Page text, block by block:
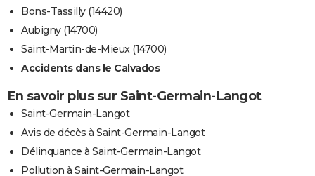
Bons-Tassilly (14420)
Aubigny (14700)
Saint-Martin-de-Mieux (14700)
Accidents dans le Calvados
En savoir plus sur Saint-Germain-Langot
Saint-Germain-Langot
Avis de décès à Saint-Germain-Langot
Délinquance à Saint-Germain-Langot
Pollution à Saint-Germain-Langot